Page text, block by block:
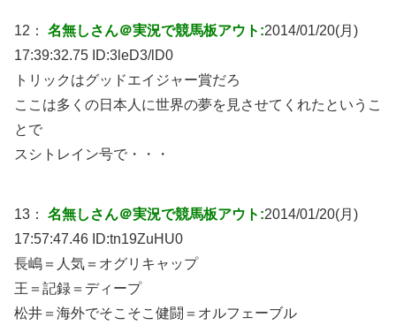
12： 名無しさん＠実況で競馬板アウト:2014/01/20(月)
17:39:32.75 ID:3leD3/lD0
トリックはグッドエイジャー賞だろ
ここは多くの日本人に世界の夢を見させてくれたというこ
とで
スシトレイン号で・・・
13： 名無しさん＠実況で競馬板アウト:2014/01/20(月)
17:57:47.46 ID:tn19ZuHU0
長嶋＝人気＝オグリキャップ
王＝記録＝ディープ
松井＝海外でそこそこ健闘＝オルフェーブル